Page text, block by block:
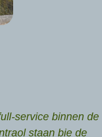
service binnen de
staan bie de